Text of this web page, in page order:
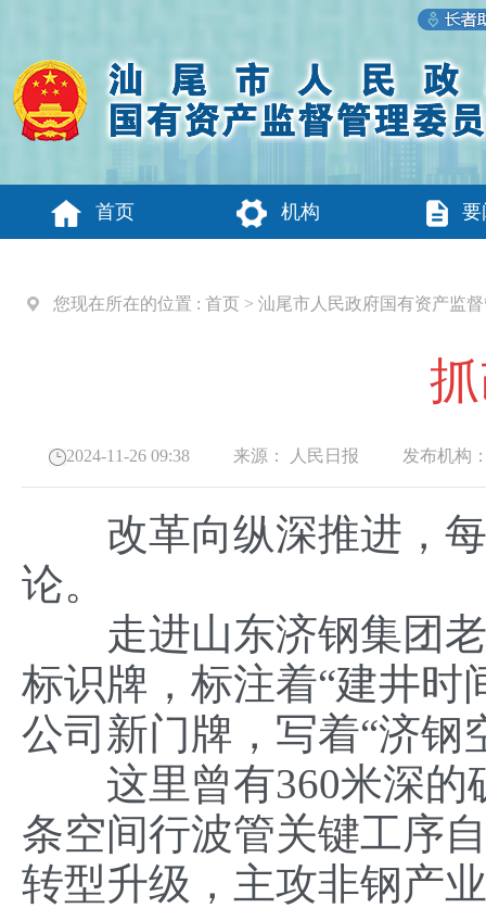
首页 机构 要
您现在所在的位置 : 首页 > 汕尾市人民政府国有资产监
2024-11-26 09:38 来源： 人民日报 发布机构
改革向纵深推进，每
论。
走进山东济钢集团老
标识牌，标注着“建井时
公司新门牌，写着“济钢
这里曾有360米深的
条空间行波管关键工序
转型升级，主攻非钢产